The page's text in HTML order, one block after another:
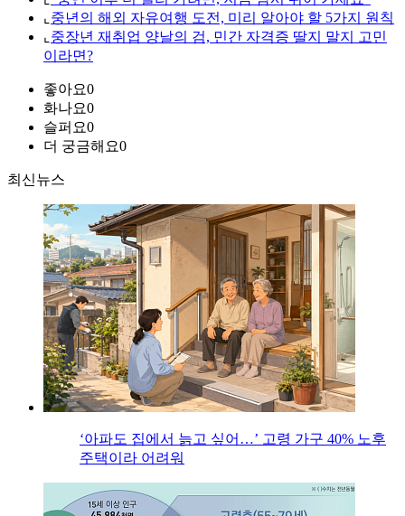
⌞ 중년의 해외 자유여행 도전, 미리 알아야 할 5가지 원칙
⌞ 중장년 재취업 양날의 검, 민간 자격증 딸지 말지 고민
이라면?
좋아요0
화나요0
슬퍼요0
더 궁금해요0
최신뉴스
‘아파도 집에서 늙고 싶어…’ 고령 가구 40% 노후
주택이라 어려워